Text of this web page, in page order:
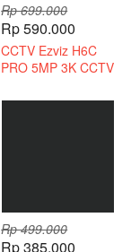
Rp 699.000
Rp 590.000
CCTV Ezviz H6C
PRO 5MP 3K CCTV
AUDIO
Rp 499.000
Rp 385.000